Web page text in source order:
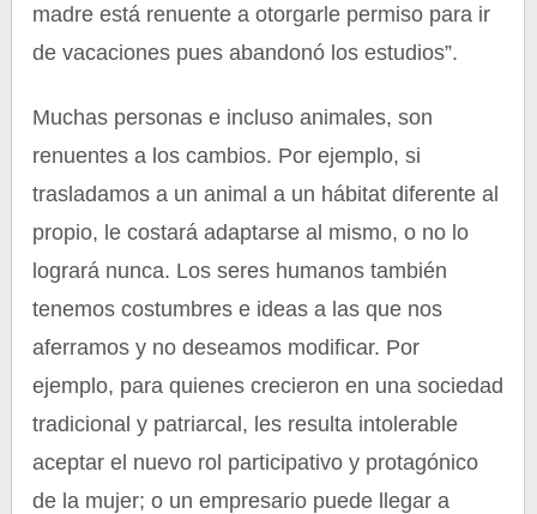
madre está renuente a otorgarle permiso para ir
de vacaciones pues abandonó los estudios”.
Muchas personas e incluso animales, son
renuentes a los cambios. Por ejemplo, si
trasladamos a un animal a un hábitat diferente al
propio, le costará adaptarse al mismo, o no lo
logrará nunca. Los seres humanos también
tenemos costumbres e ideas a las que nos
aferramos y no deseamos modificar. Por
ejemplo, para quienes crecieron en una sociedad
tradicional y patriarcal, les resulta intolerable
aceptar el nuevo rol participativo y protagónico
de la mujer; o un empresario puede llegar a